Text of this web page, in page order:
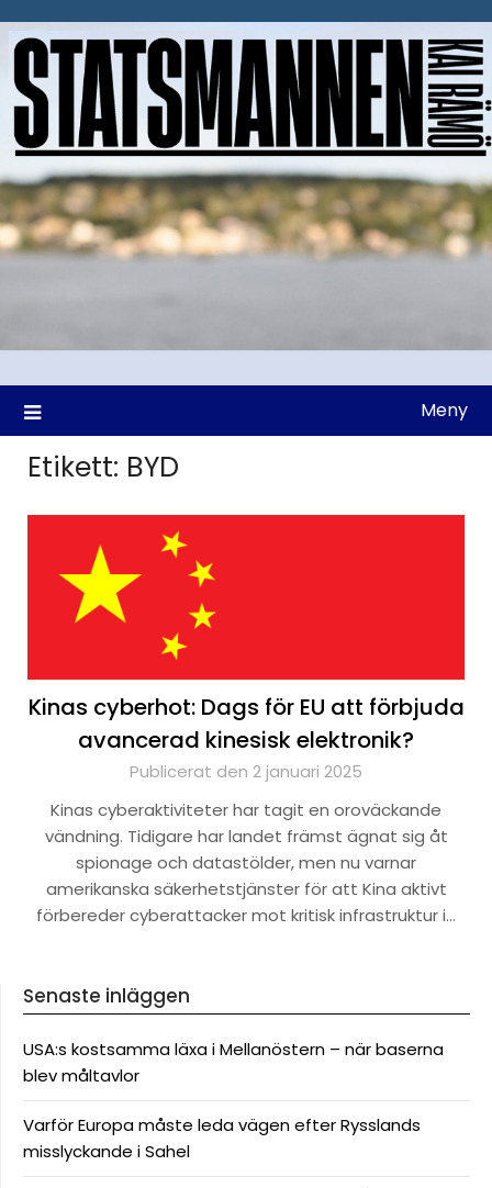
till
Meny
Etikett: BYD
Kinas cyberhot: Dags för EU att förbjuda
avancerad kinesisk elektronik?
Publicerat den 2 januari 2025
Kinas cyberaktiviteter har tagit en oroväckande
vändning. Tidigare har landet främst ägnat sig åt
spionage och datastölder, men nu varnar
amerikanska säkerhetstjänster för att Kina aktivt
förbereder cyberattacker mot kritisk infrastruktur i…
Senaste inläggen
USA:s kostsamma läxa i Mellanöstern – när baserna
blev måltavlor
Varför Europa måste leda vägen efter Rysslands
misslyckande i Sahel